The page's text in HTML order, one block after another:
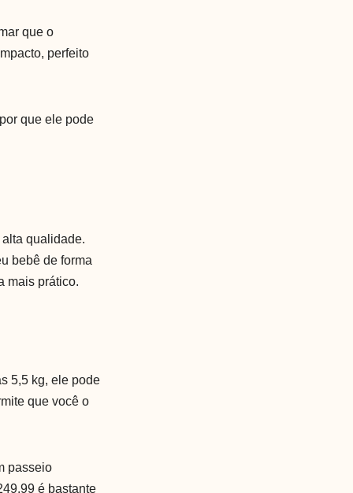
que o
perfeito
que ele pode
qualidade.
bebê de forma
mais prático.
5,5 kg, ele pode
que você o
passeio
é bastante